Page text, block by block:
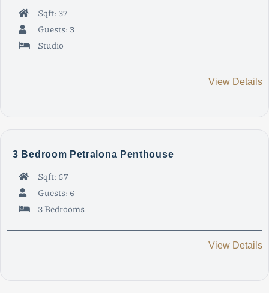
Sqft: 37
Guests: 3
Studio
View Details
3 Bedroom Petralona Penthouse
Sqft: 67
Guests: 6
3 Bedrooms
View Details